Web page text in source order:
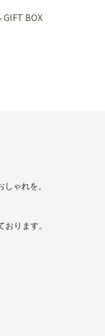
GIFT BOX
ゃれを。
ります。